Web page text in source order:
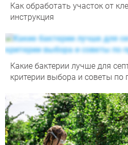
Как обработать участок от
инструкция
Какие бактерии лучше для
критерии выбора и советы